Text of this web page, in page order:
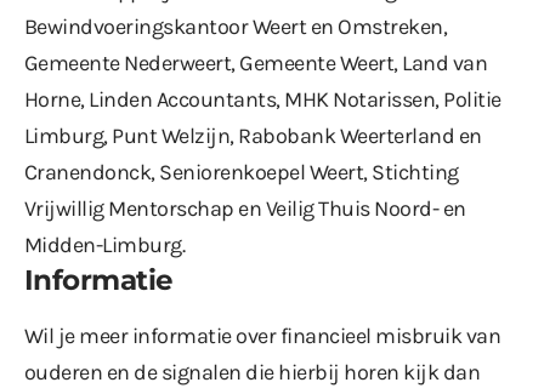
Bewindvoeringskantoor Weert en Omstreken,
Gemeente Nederweert, Gemeente Weert, Land van
Horne, Linden Accountants, MHK Notarissen, Politie
Limburg, Punt Welzijn, Rabobank Weerterland en
Cranendonck, Seniorenkoepel Weert, Stichting
Vrijwillig Mentorschap en Veilig Thuis Noord- en
Midden-Limburg.
Informatie
Wil je meer informatie over financieel misbruik van
ouderen en de signalen die hierbij horen kijk dan